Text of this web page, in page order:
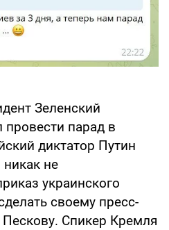
Зеленский
парад в
диктатор Путин
не
украинского
своему пресс-
Спикер Кремля